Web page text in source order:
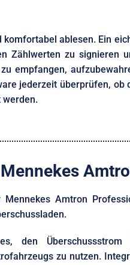
komfortabel ablesen. Ein
Zählwerten zu signieren
empfangen,
jederzeit überprüfen,
werden.
Amtron
den Überschussstrom
zu nutzen.